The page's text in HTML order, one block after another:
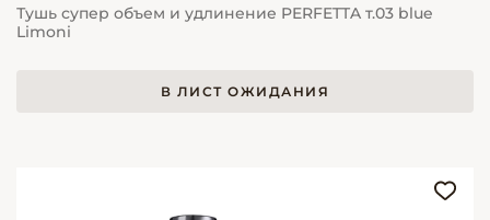
Тушь супер объем и удлинение PERFETTA т.03 blue
Limoni
В ЛИСТ ОЖИДАНИЯ